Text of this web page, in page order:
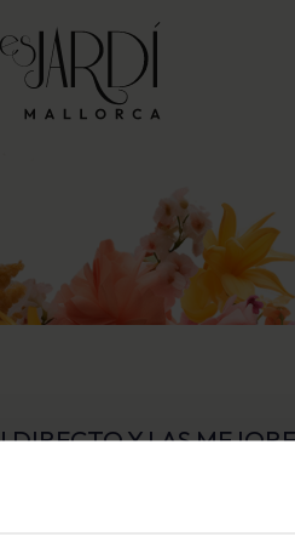
Y LAS
de artistas de primera